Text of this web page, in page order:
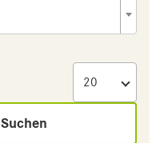
Suchen